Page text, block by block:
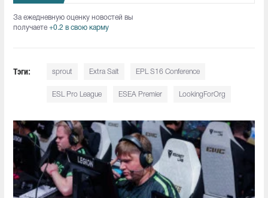
За ежедневную оценку новостей вы
получаете +0.2 в свою карму
Тэги: sprout Extra Salt EPL S16 Conference
ESL Pro League ESEA Premier LookingForOrg